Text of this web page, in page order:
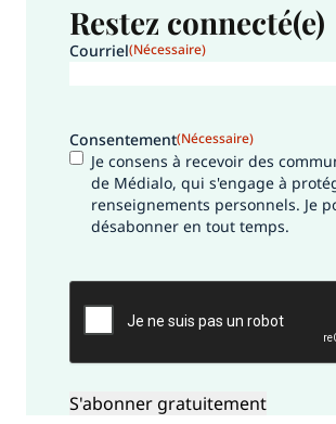
Restez connecté(e)
Courriel(Nécessaire)
Consentement(Nécessaire)
Je consens à recevoir des
de Médialo, qui s'engage à
renseignements personnels. Je
désabonner en tout temps.
CAPTCHA